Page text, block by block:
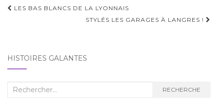
Navigation
LES BAS BLANCS DE LA LYONNAIS
STYLÉS LES GARAGES À LANGRES !
HISTOIRES GALANTES
Recherche
RECHERCHE